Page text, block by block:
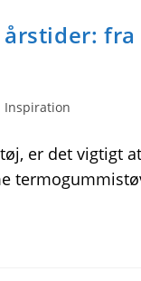
Inspiration
er det vigtigt